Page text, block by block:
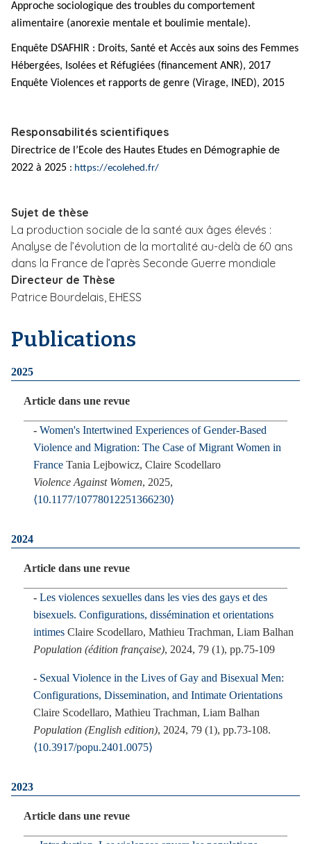
Approche sociologique des troubles du comportement
alimentaire (anorexie mentale et boulimie mentale).
Enquête DSAFHIR : Droits, Santé et Accès aux soins des Femmes
Hébergées, Isolées et Réfugiées (financement ANR), 2017
Enquête Violences et rapports de genre (Virage, INED), 2015
Responsabilités scientifiques
Directrice de l’Ecole des Hautes Etudes en Démographie de
2022 à 2025 : https://ecolehed.fr/
Sujet de thèse
La production sociale de la santé aux âges élevés :
Analyse de l’évolution de la mortalité au-delà de 60 ans
dans la France de l’après Seconde Guerre mondiale
Directeur de Thèse
Patrice Bourdelais, EHESS
Publications
2025
Article dans une revue
Women's Intertwined Experiences of Gender-Based
Violence and Migration: The Case of Migrant Women in
France Tania Lejbowicz, Claire Scodellaro
Violence Against Women, 2025,
⟨10.1177/10778012251366230⟩
2024
Article dans une revue
Les violences sexuelles dans les vies des gays et des
bisexuels. Configurations, dissémination et orientations
intimes Claire Scodellaro, Mathieu Trachman, Liam Balhan
Population (édition française), 2024, 79 (1), pp.75-109
Sexual Violence in the Lives of Gay and Bisexual Men:
Configurations, Dissemination, and Intimate Orientations
Claire Scodellaro, Mathieu Trachman, Liam Balhan
Population (English edition), 2024, 79 (1), pp.73-108.
⟨10.3917/popu.2401.0075⟩
2023
Article dans une revue